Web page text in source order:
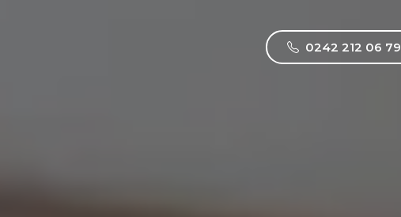
0242 212 06 79